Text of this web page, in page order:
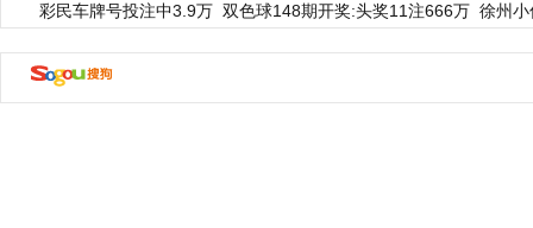
彩民车牌号投注中3.9万 双色球148期开奖:头奖11注666万 徐州